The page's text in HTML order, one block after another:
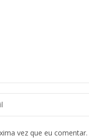
vez que eu comentar.